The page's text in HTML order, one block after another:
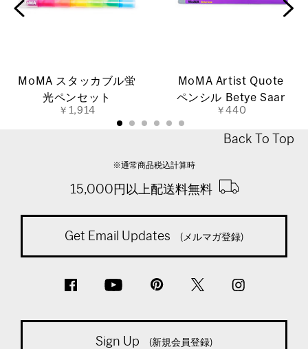
MoMA スタッカブル蛍
光ペンセット
￥1,914
MoMA Artist Quote
ペンシル Betye Saar
￥440
Back To Top
※通常商品税込計算時
15,000円以上配送料無料
Get Email Updates (メルマガ登録)
Sign Up (新規会員登録)